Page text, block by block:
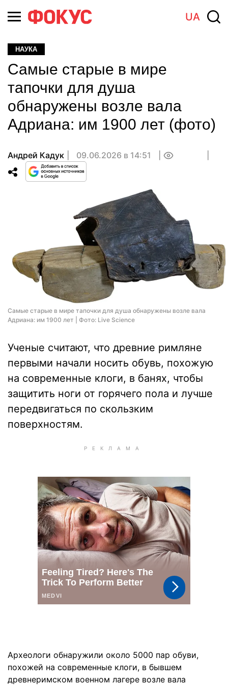
UA
НАУКА
Самые старые в мире
тапочки для душа
обнаружены возле вала
Адриана: им 1900 лет (фото)
Андрей Кадук 09.06.2026 в 14:51
Самые старые в мире тапочки для душа обнаружены возле вала
Адриана: им 1900 лет | Фото: Live Science
Ученые считают, что древние римляне
первыми начали носить обувь, похожую
на современные клоги, в банях, чтобы
защитить ноги от горячего пола и лучше
передвигаться по скользким
поверхностям.
Археологи обнаружили около 5000 пар обуви,
похожей на современные клоги, в бывшем
древнеримском военном лагере возле вала